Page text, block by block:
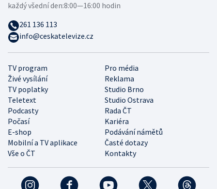
TV program
Pro média
Živé vysílání
Reklama
TV poplatky
Studio Brno
Teletext
Studio Ostrava
Podcasty
Rada ČT
Počasí
Kariéra
E-shop
Podávání námětů
Mobilní a TV aplikace
Časté dotazy
Vše o ČT
Kontakty
každý všední den:8:00—16:00 hodin
261 136 113
info@ceskatelevize.cz